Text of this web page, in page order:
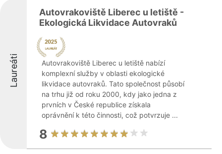
Laureáti
Autovrakoviště Liberec u letiště -
Ekologická Likvidace Autovraků
Autovrakoviště Liberec u letiště nabízí
komplexní služby v oblasti ekologické
likvidace autovraků. Tato společnost působí
na trhu již od roku 2000, kdy jako jedna z
prvních v České republice získala
oprávnění k této činnosti, což potvrzuje ...
8